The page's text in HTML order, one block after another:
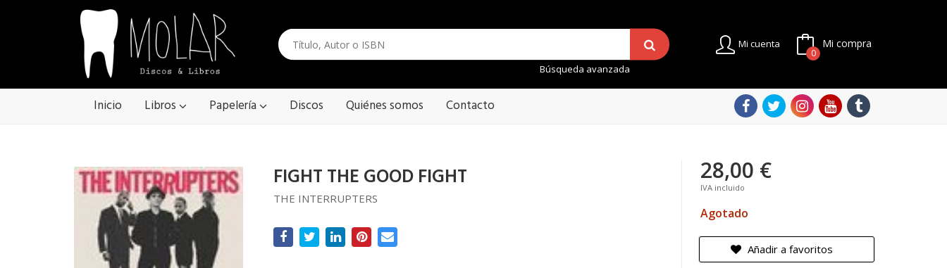
Búsqueda avanzada
Mi cuenta Mi compra
0
Inicio Libros Papelería Discos Quiénes somos Contacto
FIGHT THE GOOD FIGHT
THE INTERRUPTERS
28,00 €
IVA incluido
Agotado
Añadir a favoritos